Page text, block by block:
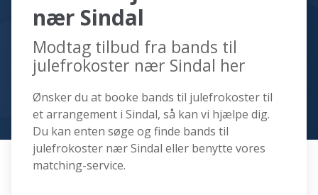
nær Sindal
Modtag tilbud fra bands til
julefrokoster nær Sindal her
Ønsker du at booke bands til julefrokoster til
et arrangement i Sindal, så kan vi hjælpe dig.
Du kan enten søge og finde bands til
julefrokoster nær Sindal eller benytte vores
matching-service.